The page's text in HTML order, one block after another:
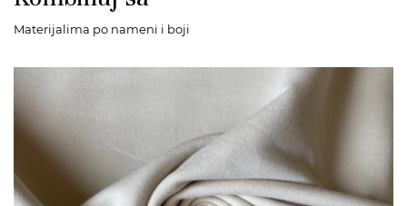
Materijalima po nameni i boji